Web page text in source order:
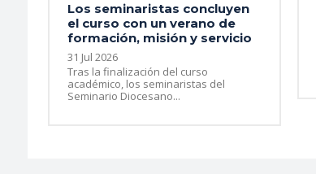
Los seminaristas concluyen
el curso con un verano de
formación, misión y servicio
31 Jul 2026
Tras la finalización del curso
académico, los seminaristas del
Seminario Diocesano...